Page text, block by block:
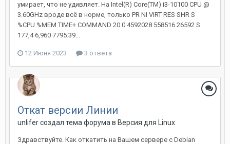
умирает, что не удивляет. На Intel(R) Core(TM) i3-10100 CPU @
3.60GHz вроде всё в норме, только PR NI VIRT RES SHR S
%CPU %MEM TIME+ COMMAND 20 0 4592028 558516 26592 S
177,4 6,960 7795:39...
12 Июня 2023 3 ответа
Откат версии Линии
unlifer создал тема форума в Версия для Linux
Здравствуйте. Как откатить на Вашем сервере с Debian